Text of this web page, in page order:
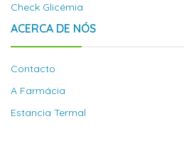
Check Glicémia
ACERCA DE NÓS
Contacto
A Farmácia
Estancia Termal